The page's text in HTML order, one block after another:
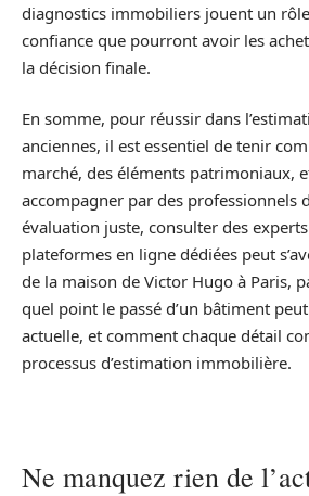
diagnostics immobiliers jouent un
confiance que pourront avoir les
la décision finale.
En somme, pour réussir dans
anciennes, il est essentiel de tenir
marché, des éléments patrimoniaux,
accompagner par des professionnels
évaluation juste, consulter des
plateformes en ligne dédiées peut
de la maison de Victor Hugo à Paris,
quel point le passé d’un bâtiment
actuelle, et comment chaque détail
processus d’estimation immobilière.
Ne manquez rien de